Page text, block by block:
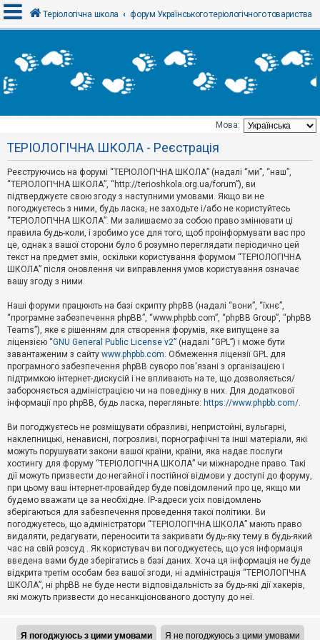
х
і
Т
е
м
и
б
е
з
в
і
д
п
о
в
і
д
й
А
к
т
и
в
н
і
м
и
П
о
ш
у
Д
о
п
о
м
Теріологічна школа форум Українського теріологічного товариства
Мова:
ТЕРІОЛОГІЧНА ШКОЛА - Реєстрація
Реєструючись на форумі “ТЕРІОЛОГІЧНА ШКОЛА” (надалі “ми”, “наш”,
“ТЕРІОЛОГІЧНА ШКОЛА”, “http://terioshkola.org.ua/forum”), ви
підтверджуєте свою згоду з наступними умовами. Якщо ви не
погоджуєтесь з ними, будь ласка, не заходьте і/або не користуйтесь
“ТЕРІОЛОГІЧНА ШКОЛА”. Ми залишаємо за собою право змінювати ці
правила будь-коли, і зробимо усе для того, щоб проінформувати вас про
це, однак з вашої сторони було б розумно переглядати періодично цей
текст на предмет змін, оскільки користування форумом “ТЕРІОЛОГІЧНА
ШКОЛА” після оновлення чи виправлення умов користування означає
вашу згоду з ними.
Наші форуми працюють на базі скрипту phpBB (надалі “вони”, “їхнє”,
“програмне забезпечення phpBB”, “www.phpbb.com”, “phpBB Group”, “phpBB
Teams”), яке є рішенням для створення форумів, яке випущене за
ліцензією “GNU General Public License v2” (надалі “GPL”) і може бути
завантаженим з сайту www.phpbb.com. Обмеження ліцензії GPL для
програмного забезпечення phpBB суворо пов'язані з організацією і
підтримкою інтернет-дискусій і не впливають на те, що дозволяється/
забороняється адміністрацією чи на поведінку в них. Для додаткової
інформації про phpBB, будь ласка, перегляньте: https://www.phpbb.com/.
Ви погоджуєтесь не розміщувати образливі, непристойні, вульгарні,
наклепницькі, ненависні, погрозливі, порнографічні та інші матеріали, які
можуть порушувати закони вашої країни, країни, яка надає послуги
хостингу для форуму “ТЕРІОЛОГІЧНА ШКОЛА” чи міжнародне право. Такі
дії можуть призвести до негайної і постійної відмови у доступі до форуму,
при цьому ваш інтернет-провайдер буде повідомлений про це, якщо ми
будемо вважати це за необхідне. IP-адреси усіх повідомлень
зберігаються для забезпечення проведення такої політики. Ви
погоджуєтесь, що адміністратори “ТЕРІОЛОГІЧНА ШКОЛА” мають право
видаляти, редагувати, переносити та закривати будь-яку тему в будь-який
час на свій розсуд . Як користувач ви погоджуєтесь, що уся інформація
введена вами буде зберігатись в базі даних. Хоча ця інформація не буде
відкрита третім особам без вашої згоди, ні адміністрація “ТЕРІОЛОГІЧНА
ШКОЛА”, ні phpBB не буде нести відповідальність за будь-які дії хакерів,
які можуть призвести до несанкціонованого доступу до неї.